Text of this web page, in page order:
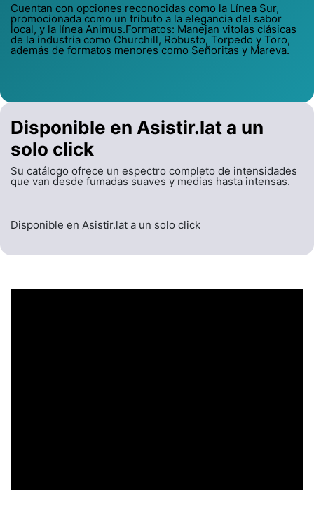
Cuentan con opciones reconocidas como la Línea Sur,
promocionada como un tributo a la elegancia del sabor
local, y la línea Animus.Formatos: Manejan vitolas clásicas
de la industria como Churchill, Robusto, Torpedo y Toro,
además de formatos menores como Señoritas y Mareva.
Disponible en Asistir.lat a un
solo click
Su catálogo ofrece un espectro completo de intensidades
que van desde fumadas suaves y medias hasta intensas.
Disponible en Asistir.lat a un solo click